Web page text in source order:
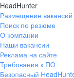
HeadHunter
Размещение вакансий
Поиск по резюме
О компании
Наши вакансии
Реклама на сайте
Требования к ПО
Безопасный